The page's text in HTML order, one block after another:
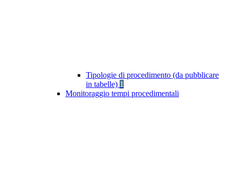
Tipologie di procedimento (da pubblicare
in tabelle) 1
Monitoraggio tempi procedimentali